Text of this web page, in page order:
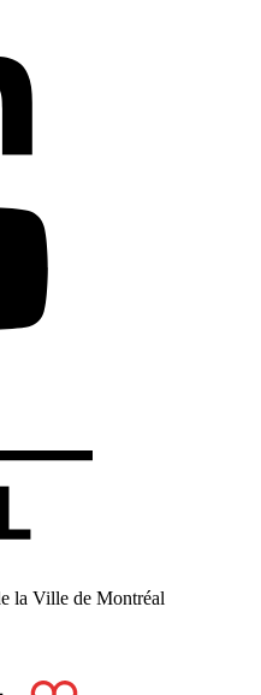
la Ville de Montréal